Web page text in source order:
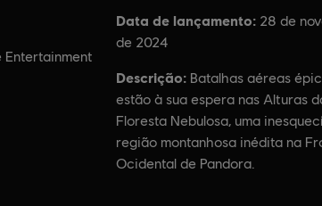
Entertainment
Data de lançamento: 28 de
de 2024
Descrição: Batalhas aéreas
estão à sua espera nas Alturas
Floresta Nebulosa, uma
região montanhosa inédita na
Ocidental de Pandora.